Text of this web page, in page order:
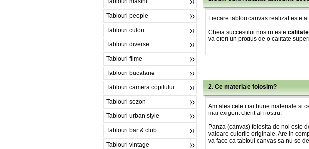
Tablouri masini
Tablouri people
Tablouri culori
Tablouri diverse
Tablouri filme
Tablouri bucatarie
Tablouri camera copilului
Tablouri sezon
Tablouri urban style
Tablouri bar & club
Tablouri vintage
Fiecare tablou canvas realizat este
Cheia succesului nostru este
va oferi un produs de o calitate
2. Ce materiale folosim?
Am ales cele mai bune materiale si
mai exigent client al nostru.
Panza (canvas) folosita de noi este
valoare culorile originale. Are in
va face ca tabloul canvas sa nu se